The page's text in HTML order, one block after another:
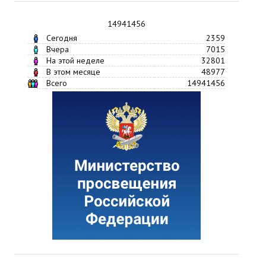
14941456
Сегодня
2359
Вчера
7015
На этой неделе
32801
В этом месяце
48977
Всего
14941456